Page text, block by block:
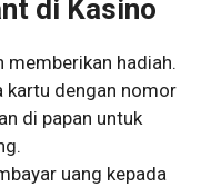
di Kasino
memberikan hadiah.
kartu dengan nomor
di papan untuk
uang kepada